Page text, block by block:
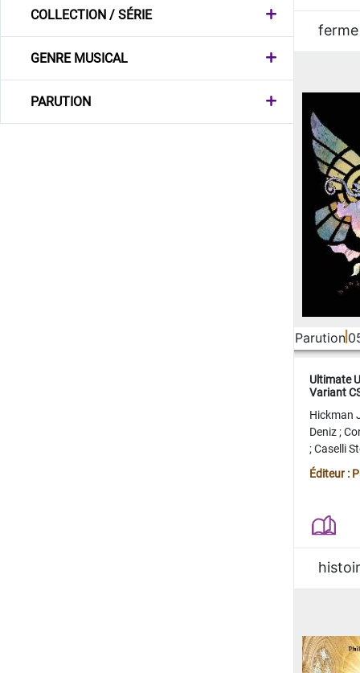
COLLECTION / SÉRIE
GENRE MUSICAL
PARUTION
ferme
Parution
Ultimate
Variant
Hickman
Deniz;
;Caselli
Juan
Éditeur :